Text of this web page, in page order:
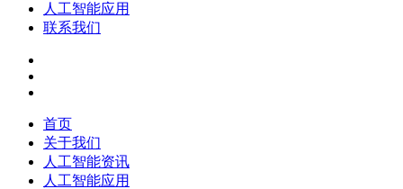
人工智能应用
联系我们
首页
关于我们
人工智能资讯
人工智能应用